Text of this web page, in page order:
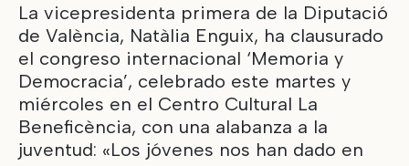
La vicepresidenta primera de la Diputació
de València, Natàlia Enguix, ha clausurado
el congreso internacional ‘Memoria y
Democracia’, celebrado este martes y
miércoles en el Centro Cultural La
Beneficència, con una alabanza a la
juventud: «Los jóvenes nos han dado en